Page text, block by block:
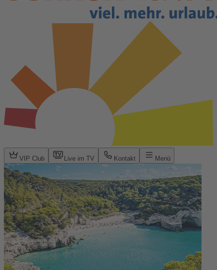
VIP Club Live im TV Kontakt Menü